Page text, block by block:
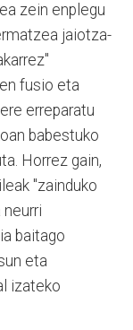
zein enplegu
jaiotza-
fusio eta
erreparatu
babestuko
Horrez gain,
"zainduko
baitago
eta
izateko